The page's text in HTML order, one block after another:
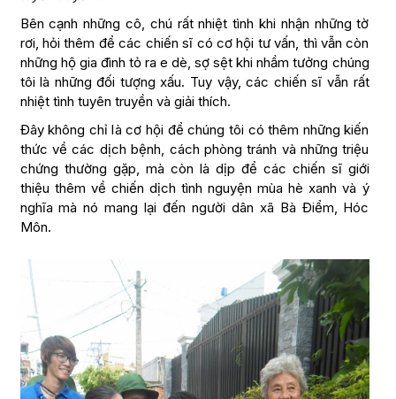
Bên cạnh những cô, chú rất nhiệt tình khi nhận những tờ
rơi, hỏi thêm để các chiến sĩ có cơ hội tư vấn, thì vẫn còn
những hộ gia đình tỏ ra e dè, sợ sệt khi nhầm tưởng chúng
tôi là những đối tượng xấu. Tuy vậy, các chiến sĩ vẫn rất
nhiệt tình tuyên truyền và giải thích.
Đây không chỉ là cơ hội để chúng tôi có thêm những kiến
thức về các dịch bệnh, cách phòng tránh và những triệu
chứng thường gặp, mà còn là dịp để các chiến sĩ giới
thiệu thêm về chiến dịch tình nguyện mùa hè xanh và ý
nghĩa mà nó mang lại đến người dân xã Bà Điểm, Hóc
Môn.